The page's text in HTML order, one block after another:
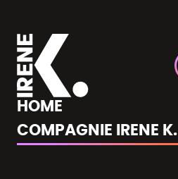
HOME
COMPAGNIE IRENE K.